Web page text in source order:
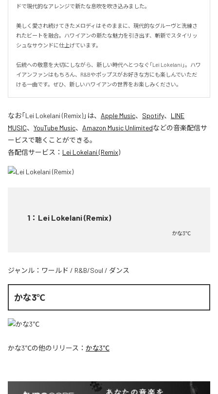
ドで現代的なアレンジで新たな息吹を吹き込みました。
美しく愛され続けてきたメロディはそのままに、現代的なグルーヴと洗練さ
れたビートを融合。ハワイアンの新たな魅力を引き出す、斬新でスタイリッ
シュなサウンドに仕上げています。
伝統への敬意を大切にしながら、新しい時代へとつなぐ「Lei Lokelani」。ハワ
イアンファンはもちろん、R&Bやポップスがお好きな方にも楽しんでいただ
ける一曲です。ぜひ、新しいハワイアンの世界をお楽しみください。
なお「Lei Lokelani (Remix)」は、 Apple Music、 Spotify、 LINE
MUSIC、 YouTube Music、 Amazon Music Unlimitedなどの音楽配信サ
ービスで聴くことができる。
各配信サービス： Lei Lokelani (Remix)
1 ： Lei Lokelani (Remix)
かな3℃
ジャンル： ワールド / R&B/Soul / ダンス
かな3℃
かな3℃の他のリリース： かな3℃